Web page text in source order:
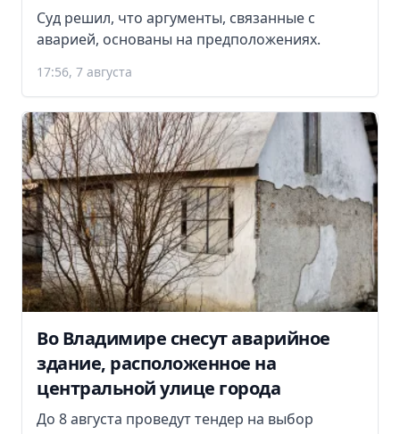
Суд решил, что аргументы, связанные с
аварией, основаны на предположениях.
17:56, 7 августа
Во Владимире снесут аварийное
здание, расположенное на
центральной улице города
До 8 августа проведут тендер на выбор